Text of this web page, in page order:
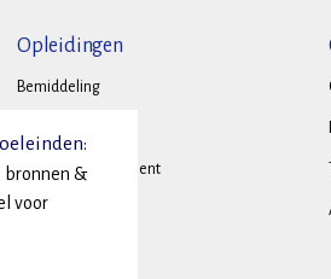
Opleidingen
Bemiddeling
Conflictmanagement
Family Business
bronnen &
voor